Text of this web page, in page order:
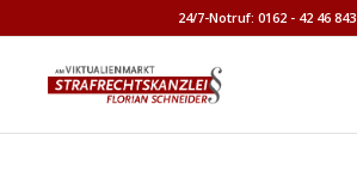
24/7-Notruf: 0162 - 42 46 843